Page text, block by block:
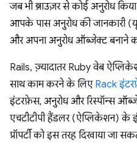
जब भी ब्राउज़र से कोई अनुरोध
आपके पास अनुरोध की जानकारी
और अपना अनुरोध ऑब्जेक्ट बनाने
Rails, ज़्यादातर Ruby वेब
साथ काम करने के लिए Rack
इंटरफ़ेस, अनुरोध और रिस्पॉन्स
एचटीटीपी हैंडलर (ऐप्लिकेशन) के
प्रॉपर्टी को इस तरह दिखाया जा